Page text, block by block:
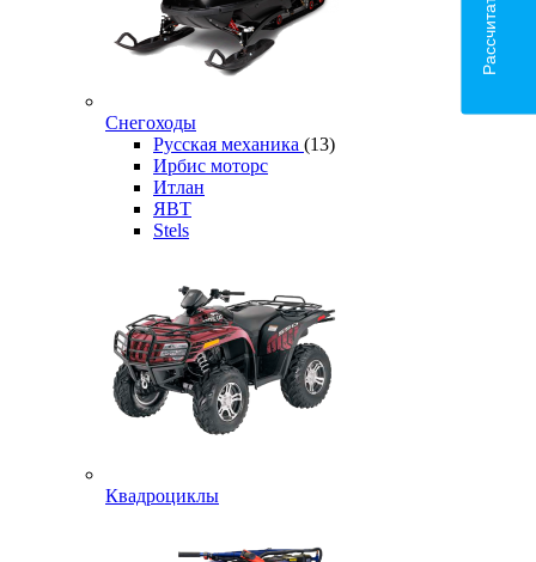
Снегоходы
Русская механика (13)
Ирбис моторс
Итлан
ЯВТ
Stels
Квадроциклы